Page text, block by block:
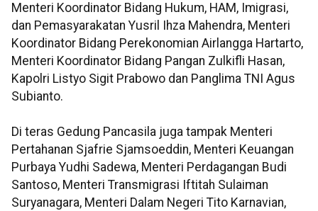
Menteri Koordinator Bidang Hukum, HAM, Imigrasi,
dan Pemasyarakatan Yusril Ihza Mahendra, Menteri
Koordinator Bidang Perekonomian Airlangga Hartarto,
Menteri Koordinator Bidang Pangan Zulkifli Hasan,
Kapolri Listyo Sigit Prabowo dan Panglima TNI Agus
Subianto.
Di teras Gedung Pancasila juga tampak Menteri
Pertahanan Sjafrie Sjamsoeddin, Menteri Keuangan
Purbaya Yudhi Sadewa, Menteri Perdagangan Budi
Santoso, Menteri Transmigrasi Iftitah Sulaiman
Suryanagara, Menteri Dalam Negeri Tito Karnavian,